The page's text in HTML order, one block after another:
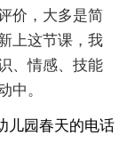
价，大多是简
上这节课，我
、情感、技能
中。
儿园春天的电话